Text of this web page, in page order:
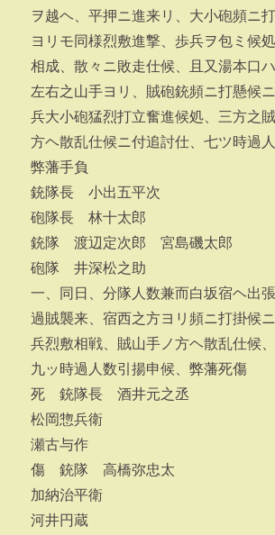
ヲ越ヘ、平押ニ進来リ、大小砲頻ニ
ヨリモ同様烈敷進撃、歩兵ヲ包ミ候
相成、散々ニ敗走仕候、且又湯本口
左右之山手ヨリ、賊砲銃頻ニ打懸候
兵大小砲猛烈打立奮進候処、三方之
方ヘ散乱仕候ニ付追討仕、七ツ時過人
弊藩手負
銃隊長 小出五平次
砲隊長 林十太郎
銃隊 渡辺定次郎 宮島磯太郎
砲隊 井深松之助
一、同日、分隊人数兼而白坂宿ヘ出
過賊襲来、宿西之方ヨリ頻ニ打掛候
兵烈敷相戦、賊山手ノ方ヘ散乱仕候、
九ッ時過人数引揚申候、弊藩死傷
死 銃隊長 酒井元之丞
松岡惣兵衛
瀬古与作
傷 銃隊 高橋弥忠太
加納治平衛
河井円蔵